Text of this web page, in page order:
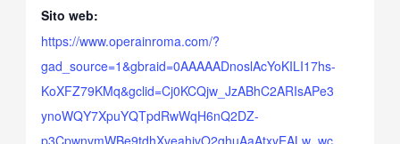
Sito web:
https://www.operainroma.com/?
gad_source=1&gbraid=0AAAAADnoslAcYoKILI17hs-
KoXFZ79KMq&gclid=Cj0KCQjw_JzABhC2ARIsAPe3
ynoWQY7XpuYQTpdRwWqH6nQ2DZ-